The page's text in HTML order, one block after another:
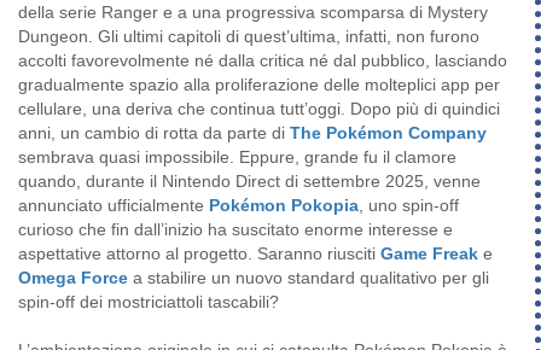
della serie Ranger e a una progressiva scomparsa di Mystery
Dungeon. Gli ultimi capitoli di quest’ultima, infatti, non furono
accolti favorevolmente né dalla critica né dal pubblico, lasciando
gradualmente spazio alla proliferazione delle molteplici app per
cellulare, una deriva che continua tutt’oggi. Dopo più di quindici
anni, un cambio di rotta da parte di The Pokémon Company
sembrava quasi impossibile. Eppure, grande fu il clamore
quando, durante il Nintendo Direct di settembre 2025, venne
annunciato ufficialmente Pokémon Pokopia, uno spin-off
curioso che fin dall’inizio ha suscitato enorme interesse e
aspettative attorno al progetto. Saranno riusciti Game Freak e
Omega Force a stabilire un nuovo standard qualitativo per gli
spin-off dei mostriciattoli tascabili?